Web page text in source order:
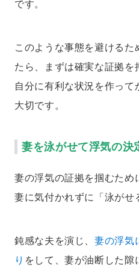
です。
このような事態を避けるた
たら、まずは確実な証拠を
自分に有利な状況を作っ
大切です。
妻を泳がせて浮気の決
妻の浮気の証拠を掴むため
妻に気付かれずに「泳がせ
鈍感な夫を演じ、妻の浮気
り をして、妻が油断した